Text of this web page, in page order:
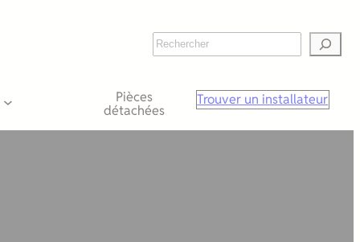
Rechercher
Pièces
détachées
Trouver un installateur